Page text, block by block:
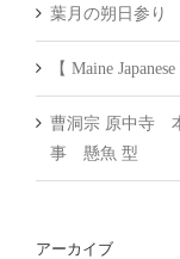
葉月の朔日参り
【 Maine
曹洞宗 原中寺
事 懸魚 型
アーカイブ